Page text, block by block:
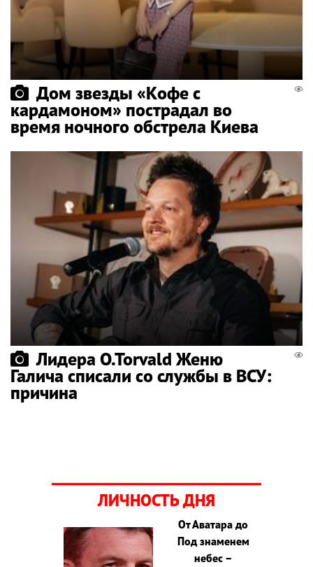
Дом звезды «Кофе с
кардамоном» пострадал во
время ночного обстрела Киева
Лидера O.Torvald Женю
Галича списали со службы в ВСУ:
причина
ЛИЧНОСТЬ ДНЯ
От Аватара до
Под знаменем
небес –